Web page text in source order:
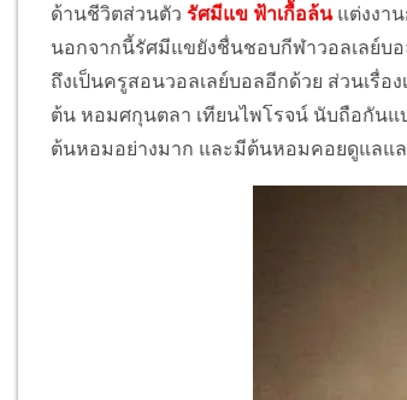
ด้านชีวิตส่วนตัวรัศมีแข ฟ้าเกื้อล้น แต่งงา
นอกจากนี้รัศมีแขยังชื่นชอบกีฬาวอลเลย์บ
ถึงเป็นครูสอนวอลเลย์บอลอีกด้วย ส่วนเรื่อ
ต้น หอมศกุนตลา เทียนไพโรจน์ นับถือกัน
ต้นหอมอย่างมาก และมีต้นหอมคอยดูแลแ